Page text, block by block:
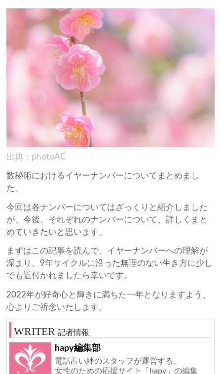
出典：photoAC
数秘術におけるイヤーナンバーについてまとめまし
た。
今回は各ナンバーについてはざっくりと紹介しました
が、今後、それぞれのナンバーについて、詳しくまと
めていきたいと思います。
まずはこの記事を読んで、イヤーナンバーへの理解が
深まり、9年サイクルに沿った無理のない生き方に少し
でも近付かれましたら幸いです。
2022年が好奇心と輝きに満ちた一年となりますよう、
心よりご祈念いたします。
記者情報
hapy編集部
電話占い絆のスタッフが運営する、
女性のための応援サイト「hapy」の編集